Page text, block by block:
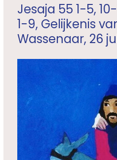
Jesaja 55 1-5,
1-9, Gelijkenis
Wassenaar, 26